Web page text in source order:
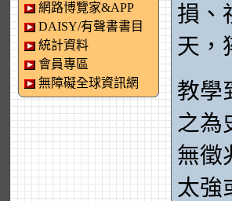
網路博覽家&APP
DAISY/有聲書書目
統計資料
會員專區
無障礙全球資訊網
損、
天，
教學
之為
無徵
太強